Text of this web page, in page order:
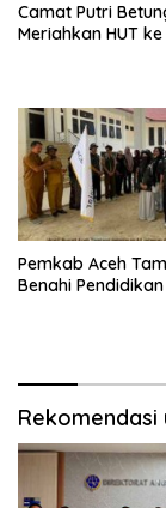
Camat Putri
Meriahkan HUT ke
Pemkab Aceh
Benahi
Rekomendasi